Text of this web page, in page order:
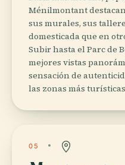
Ménilmontant
sus murales, sus
domesticada que en
Subir hasta el Parc de
mejores vistas
sensación de
las zonas más
05